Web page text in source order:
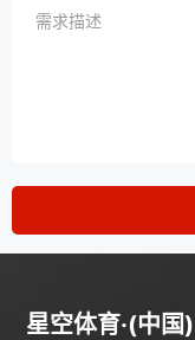
星空体育·(中